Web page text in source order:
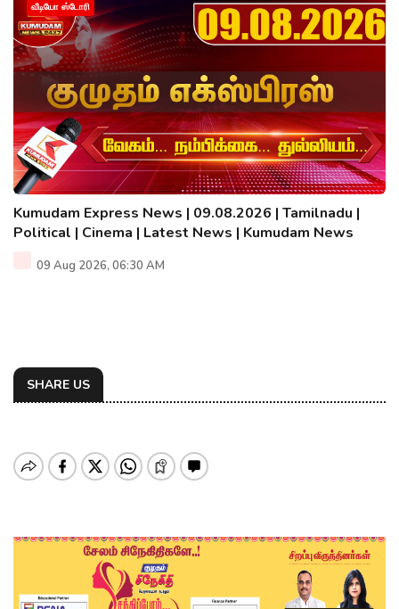
வீடியோ ஸ்டோரி
Kumudam Express News | 09.08.2026 | Tamilnadu |
Political | Cinema | Latest News | Kumudam News
09 Aug 2026, 06:30 AM
SHARE US